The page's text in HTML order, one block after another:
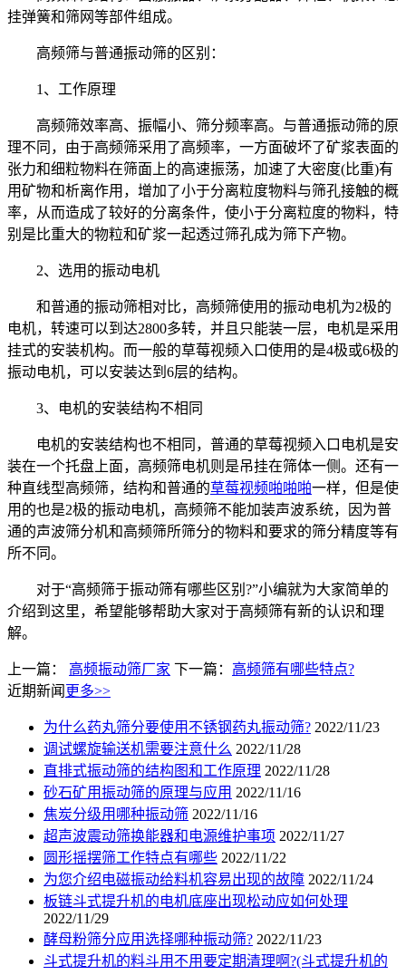
挂弹簧和筛网等部件组成。
高频筛与普通振动筛的区别：
1、工作原理
高频筛效率高、振幅小、筛分频率高。与普通振动筛的原
理不同，由于高频筛采用了高频率，一方面破坏了矿浆表面的
张力和细粒物料在筛面上的高速振荡，加速了大密度(比重)有
用矿物和析离作用，增加了小于分离粒度物料与筛孔接触的概
率，从而造成了较好的分离条件，使小于分离粒度的物料，特
别是比重大的物粒和矿浆一起透过筛孔成为筛下产物。
2、选用的振动电机
和普通的振动筛相对比，高频筛使用的振动电机为2极的
电机，转速可以到达2800多转，并且只能装一层，电机是采用
挂式的安装机构。而一般的草莓视频入口使用的是4极或6极的
振动电机，可以安装达到6层的结构。
3、电机的安装结构不相同
电机的安装结构也不相同，普通的草莓视频入口电机是安
装在一个托盘上面，高频筛电机则是吊挂在筛体一侧。还有一
种直线型高频筛，结构和普通的草莓视频啪啪啪一样，但是使
用的也是2极的振动电机，高频筛不能加装声波系统，因为普
通的声波筛分机和高频筛所筛分的物料和要求的筛分精度等有
所不同。
对于“高频筛于振动筛有哪些区别?”小编就为大家简单的
介绍到这里，希望能够帮助大家对于高频筛有新的认识和理
解。
上一篇： 高频振动筛厂家 下一篇： 高频筛有哪些特点?
近期新闻 更多>>
为什么药丸筛分要使用不锈钢药丸振动筛? 2022/11/23
调试螺旋输送机需要注意什么 2022/11/28
直排式振动筛的结构图和工作原理 2022/11/28
砂石矿用振动筛的原理与应用 2022/11/16
焦炭分级用哪种振动筛 2022/11/16
超声波震动筛换能器和电源维护事项 2022/11/27
圆形摇摆筛工作特点有哪些 2022/11/22
为您介绍电磁振动给料机容易出现的故障 2022/11/24
板链斗式提升机的电机底座出现松动应如何处理
2022/11/29
酵母粉筛分应用选择哪种振动筛? 2022/11/23
斗式提升机的料斗用不用要定期清理啊?(斗式提升机的